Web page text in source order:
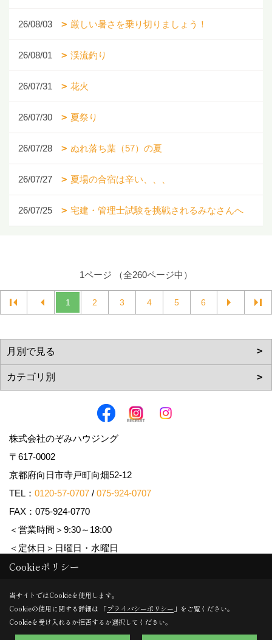
26/08/03 厳しい暑さを乗り切りましょう！
26/08/01 渓流釣り
26/07/31 花火
26/07/30 夏祭り
26/07/28 ぬれ落ち葉（57）の夏
26/07/27 夏場の合宿は辛い、、、
26/07/25 宅建・管理士試験を挑戦されるみなさんへ
1ページ （全260ページ中）
1 2 3 4 5 6
株式会社のぞみハウジング
〒617-0002
京都府向日市寺戸町向畑52-12
TEL： 0120-57-0707 / 075-924-0707
FAX：075-924-0770
＜営業時間＞9:30～18:00
＜定休日＞日曜日・水曜日
Copyright (c) Nozomi Housing. All Rights Reserved.
Produced byゴデスクリエイト
Cookieポリシー
当サイトではCookieを使用します。
Cookieの使用に関する詳細は 「プライバシーポリシー 」をご覧ください。
Cookieを受け入れるか拒否するか選択してください。